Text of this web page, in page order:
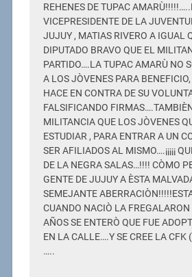
REHENES DE TUPAC
VICEPRESIDENTE DE LA
JUJUY , MATIAS RIVERO A IGUAL
DIPUTADO BRAVO QUE EL
PARTIDO….LA TUPAC AMARÙ NO
A LOS JÒVENES PARA
HACE EN CONTRA DE SU
FALSIFICANDO
MILITANCIA QUE LOS JÒVENES
ESTUDIAR , PARA ENTRAR A UN
SER AFILIADOS AL MISMO….¡¡¡¡¡
DE LA NEGRA SALAS…!!!! CÒMO
GENTE DE JUJUY A ÈSTA
SEMEJANTE
CUANDO NACIÒ LA FREGALARON
AÑOS SE ENTERÒ QUE FUE
EN LA CALLE….Y SE CREE LA CFK
…..